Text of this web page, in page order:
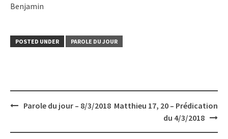
Benjamin
POSTED UNDER PAROLE DU JOUR
PostParole du jour – 8/3/2018 Matthieu 17, 20 – Prédication
du 4/3/2018